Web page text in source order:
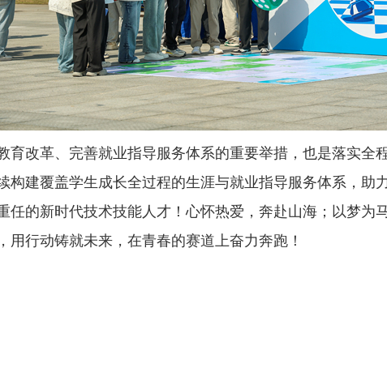
育改革、完善就业指导服务体系的重要举措，也是落实全
构建覆盖学生成长全过程的生涯与就业指导服务体系，助
任的新时代技术技能人才！心怀热爱，奔赴山海；以梦为
用行动铸就未来，在青春的赛道上奋力奔跑！